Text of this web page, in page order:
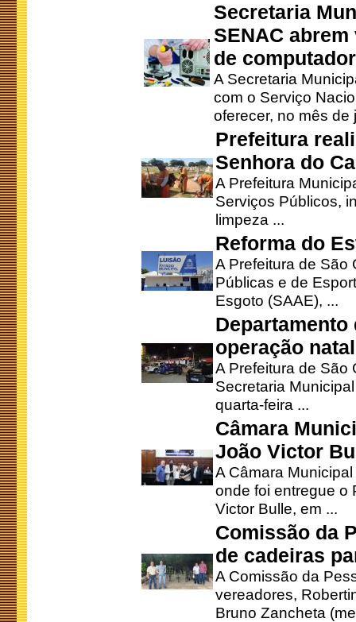
Secretaria
SENAC
de
A Secretaria
com o Serviço
oferecer, no mês de
Prefeitura
Senhora do
A Prefeitura
Serviços Públicos,
limpeza ...
Reforma do
A Prefeitura de São
Públicas e de
Esgoto (SAAE), ...
operação
A Prefeitura de São
Secretaria
quarta-feira ...
Câmara
João Victor
A Câmara
onde foi entregue o
Victor Bulle, em ...
Comissão da
de cadeiras
A Comissão da
vereadores,
Bruno Zancheta